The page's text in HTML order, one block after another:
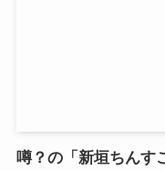
噂？の「新垣ちんす